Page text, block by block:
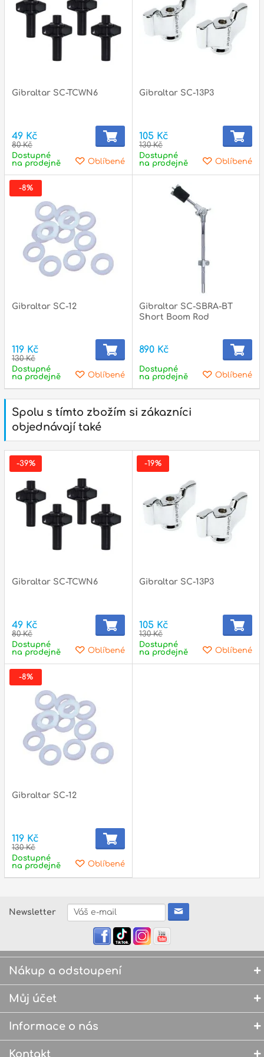
Gibraltar SC-TCWN6
49 Kč
80 Kč
Oblíbené
Dostupné
na prodejně
Gibraltar SC-13P3
105 Kč
130 Kč
Oblíbené
Dostupné
na prodejně
Gibraltar SC-12
119 Kč
130 Kč
Oblíbené
Dostupné
na prodejně
-8%
Gibraltar SC-SBRA-BT
Short Boom Rod
890 Kč
Oblíbené
Dostupné
na prodejně
Spolu s tímto zbožím si zákazníci
objednávají také
Gibraltar SC-TCWN6
49 Kč
80 Kč
Oblíbené
Dostupné
na prodejně
-39%
Gibraltar SC-13P3
105 Kč
130 Kč
Oblíbené
Dostupné
na prodejně
-19%
Gibraltar SC-12
119 Kč
130 Kč
Oblíbené
Dostupné
na prodejně
-8%
Newsletter
Nákup a odstoupení
Můj účet
Informace o nás
Kontakt